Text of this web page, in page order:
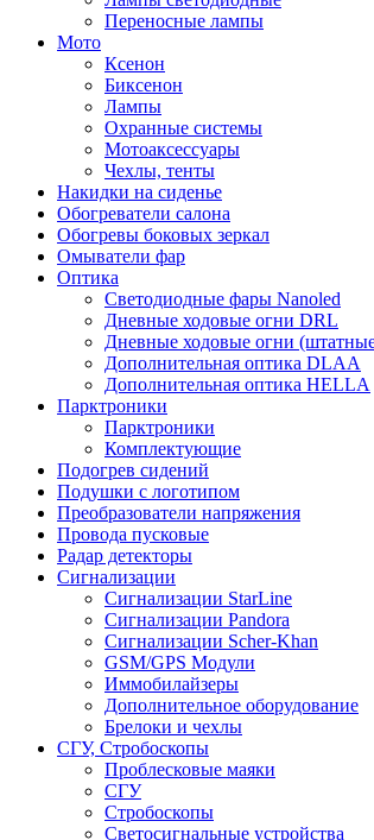
Переносные лампы
Мото
Ксенон
Биксенон
Лампы
Охранные системы
Мотоаксессуары
Чехлы, тенты
Накидки на сиденье
Обогреватели салона
Обогревы боковых зеркал
Омыватели фар
Оптика
Светодиодные фары Nanoled
Дневные ходовые огни DRL
Дневные ходовые огни
Дополнительная оптика DLAA
Дополнительная оптика HELLA
Парктроники
Парктроники
Комплектующие
Подогрев сидений
Подушки с логотипом
Преобразователи напряжения
Провода пусковые
Радар детекторы
Сигнализации
Сигнализации StarLine
Сигнализации Pandora
Сигнализации Scher-Khan
GSM/GPS Модули
Иммобилайзеры
Дополнительное оборудование
Брелоки и чехлы
СГУ, Стробоскопы
Проблесковые маяки
СГУ
Стробоскопы
Светосигнальные устройства